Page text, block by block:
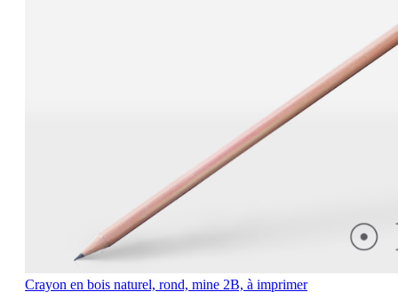
Crayon en bois naturel, rond, mine 2B, à imprimer